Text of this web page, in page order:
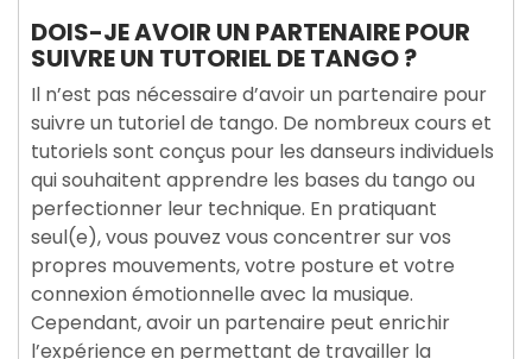
DOIS-JE AVOIR UN PARTENAIRE POUR
SUIVRE UN TUTORIEL DE TANGO ?
Il n’est pas nécessaire d’avoir un partenaire pour
suivre un tutoriel de tango. De nombreux cours et
tutoriels sont conçus pour les danseurs individuels
qui souhaitent apprendre les bases du tango ou
perfectionner leur technique. En pratiquant
seul(e), vous pouvez vous concentrer sur vos
propres mouvements, votre posture et votre
connexion émotionnelle avec la musique.
Cependant, avoir un partenaire peut enrichir
l’expérience en permettant de travailler la